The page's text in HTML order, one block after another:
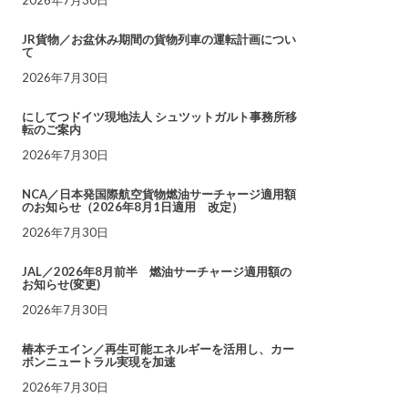
JR貨物／お盆休み期間の貨物列車の運転計画につい
て
2026年7月30日
にしてつドイツ現地法人 シュツットガルト事務所移
転のご案内
2026年7月30日
NCA／日本発国際航空貨物燃油サーチャージ適用額
のお知らせ（2026年8月1日適用 改定）
2026年7月30日
JAL／2026年8月前半 燃油サーチャージ適用額の
お知らせ(変更)
2026年7月30日
椿本チエイン／再生可能エネルギーを活用し、カー
ボンニュートラル実現を加速
2026年7月30日